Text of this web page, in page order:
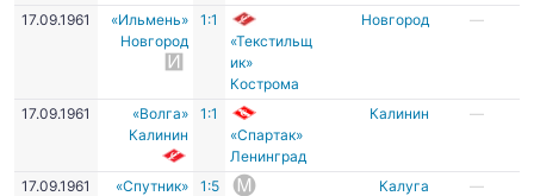
17.09.1961
«Ильмень»
Новгород
1:1
«Текстильщ
ик»
Кострома
Новгород —
17.09.1961
«Волга»
Калинин
1:1
«Спартак»
Ленинград
Калинин —
17.09.1961
«Спутник»
1:5
Калуга —